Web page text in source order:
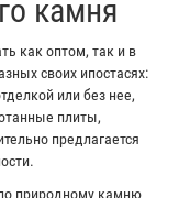
камня
как оптом, так и в
своих ипостасях:
или без нее,
плиты,
предлагается
природному камню